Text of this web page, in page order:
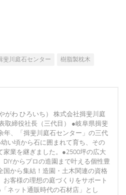
斐川庭石センター 樹脂製枕木
がわ ひろいち） 株式会社揖斐川庭
取締役社長（三代目） ●岐阜県揖斐
年、「揖斐川庭石センター」の三代
い頃から石に囲まれて育ち、その
家業を継ぎました。●2500坪の広大
DIYからプロの造園まで叶える個性豊
国から集結！造園・土木関連の資格
お客様の理想の庭づくりをサポート
ネット通販時代の石材店」とし